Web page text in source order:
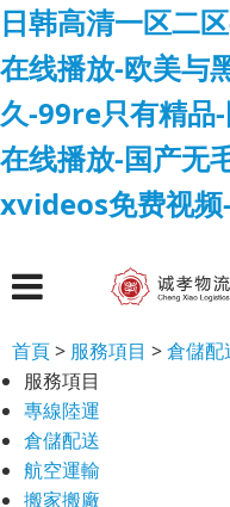
日韩高清一区二
在线播放-欧美与
久-99re只有精品
在线播放-国产无
xvideos免费视频
首頁> 服務項目 >倉儲配
服務項目
專線陸運
倉儲配送
航空運輸
搬家搬廠